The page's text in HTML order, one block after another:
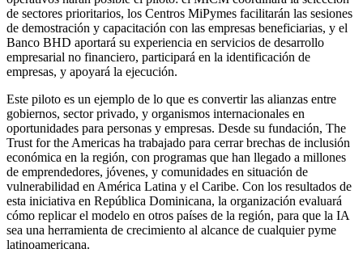
de sectores prioritarios, los Centros MiPymes facilitarán las sesiones
de demostración y capacitación con las empresas beneficiarias, y el
Banco BHD aportará su experiencia en servicios de desarrollo
empresarial no financiero, participará en la identificación de
empresas, y apoyará la ejecución.
Este piloto es un ejemplo de lo que es convertir las alianzas entre
gobiernos, sector privado, y organismos internacionales en
oportunidades para personas y empresas. Desde su fundación, The
Trust for the Americas ha trabajado para cerrar brechas de inclusión
económica en la región, con programas que han llegado a millones
de emprendedores, jóvenes, y comunidades en situación de
vulnerabilidad en América Latina y el Caribe. Con los resultados de
esta iniciativa en República Dominicana, la organización evaluará
cómo replicar el modelo en otros países de la región, para que la IA
sea una herramienta de crecimiento al alcance de cualquier pyme
latinoamericana.